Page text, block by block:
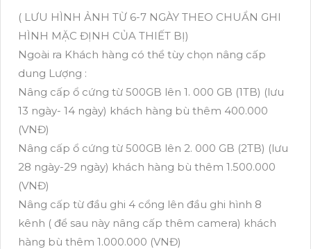
( LƯU HÌNH ẢNH TỪ 6-7 NGÀY THEO CHUẨN GHI
HÌNH MẶC ĐỊNH CỦA THIẾT BỊ)
Ngoài ra Khách hàng có thể tùy chọn nâng cấp
dung Lượng :
Nâng cấp ổ cứng từ 500GB lên 1. 000 GB (1TB) (lưu
13 ngày- 14 ngày) khách hàng bù thêm 400.000
(VNĐ)
Nâng cấp ổ cứng từ 500GB lên 2. 000 GB (2TB) (lưu
28 ngày-29 ngày) khách hàng bù thêm 1.500.000
(VNĐ)
Nâng cấp từ đầu ghi 4 cổng lên đầu ghi hình 8
kênh ( để sau này nâng cấp thêm camera) khách
hàng bù thêm 1.000.000 (VNĐ)